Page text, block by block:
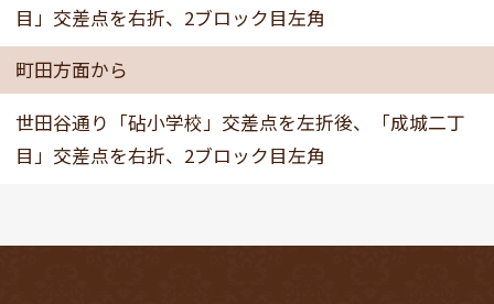
目」交差点を右折、2ブロック目左角
町田方面から
世田谷通り「砧小学校」交差点を左折後、「成城二丁
目」交差点を右折、2ブロック目左角